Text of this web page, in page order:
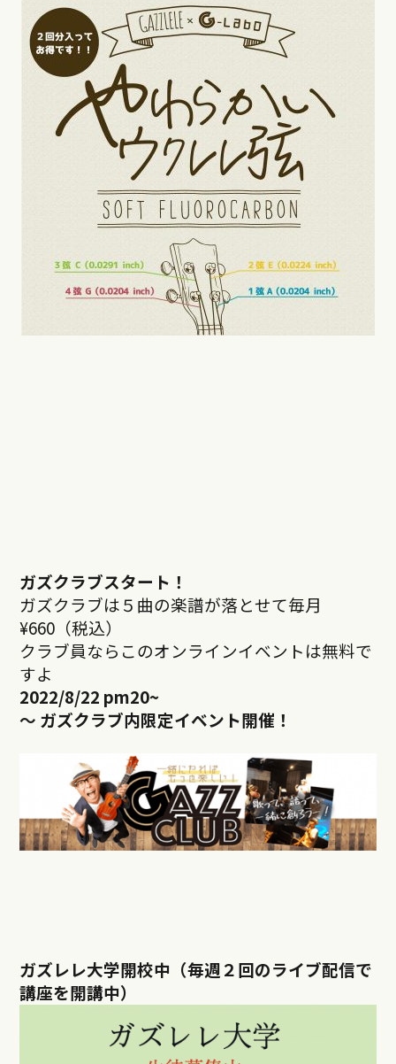
ガズクラブスタート！
ガズクラブは５曲の楽譜が落とせて毎月
¥660（税込）
クラブ員ならこのオンラインイベントは無料で
すよ
2022/8/22 pm20~
～ ガズクラブ内限定イベント開催！
ガズレレ大学開校中（毎週２回のライブ配信で
講座を開講中）